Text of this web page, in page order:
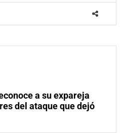
a su expareja
del ataque que dejó